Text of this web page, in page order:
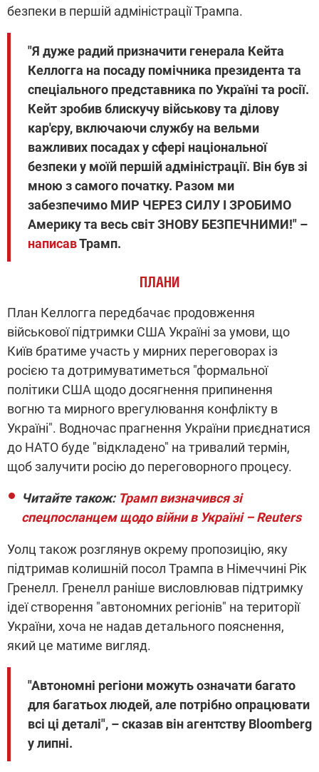
безпеки в першій адміністрації Трампа.
"Я дуже радий призначити генерала Кейта
Келлогга на посаду помічника президента та
спеціального представника по Україні та росії.
Кейт зробив блискучу військову та ділову
кар'єру, включаючи службу на вельми
важливих посадах у сфері національної
безпеки у моїй першій адміністрації. Він був зі
мною з самого початку. Разом ми
забезпечимо МИР ЧЕРЕЗ СИЛУ І ЗРОБИМО
Америку та весь світ ЗНОВУ БЕЗПЕЧНИМИ!" –
написавТрамп.
ПЛАНИ
План Келлогга передбачає продовження
військової підтримки США Україні за умови, що
Київ братиме участь у мирних переговорах із
росією та дотримуватиметься "формальної
політики США щодо досягнення припинення
вогню та мирного врегулювання конфлікту в
Україні". Водночас прагнення України приєднатися
до НАТО буде "відкладено" на тривалий термін,
щоб залучити росію до переговорного процесу.
Читайте також: Трамп визначився зі
спецпосланцем щодо війни в Україні – Reuters
Уолц також розглянув окрему пропозицію, яку
підтримав колишній посол Трампа в Німеччині Рік
Гренелл. Гренелл раніше висловлював підтримку
ідеї створення "автономних регіонів" на території
України, хоча не надав детального пояснення,
який це матиме вигляд.
"Автономні регіони можуть означати багато
для багатьох людей, але потрібно опрацювати
всі ці деталі", – сказав він агентству Bloomberg
у липні.